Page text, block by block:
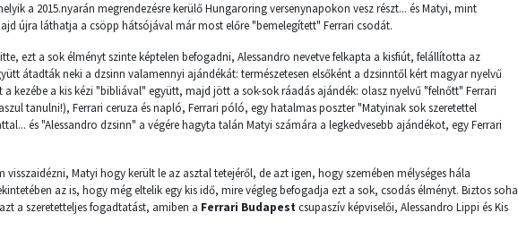
a 2015.nyarán megrendezésre kerülő Hungaroring versenynapokon vesz részt... és Matyi, mint
újra láthatja a csöpp hátsójával már most előre "bemelegített" Ferrari csodát.
ezt a sok élményt szinte képtelen befogadni, Alessandro nevetve felkapta a kisfiút, felállította az
átadták neki a dzsinn valamennyi ajándékát: természetesen elsőként a dzsinntől kért magyar nyelvű
a kezébe a kis kézi "bibliával" együtt, majd jött a sok-sok ráadás ajándék: olasz nyelvű "felnőtt" Ferrari
tanulni!), Ferrari ceruza és napló, Ferrari póló, egy hatalmas poszter "Matyinak sok szeretettel
és "Alessandro dzsinn" a végére hagyta talán Matyi számára a legkedvesebb ajándékot, egy Ferrari
Matyi hogy került le az asztal tetejéről, de azt igen, hogy szemében mélységes hála
az is, hogy még eltelik egy kis idő, mire végleg befogadja ezt a sok, csodás élményt. Biztos soha
a szeretetteljes fogadtatást, amiben a Ferrari Budapest csupaszív képviselői, Alessandro Lippi és Kis